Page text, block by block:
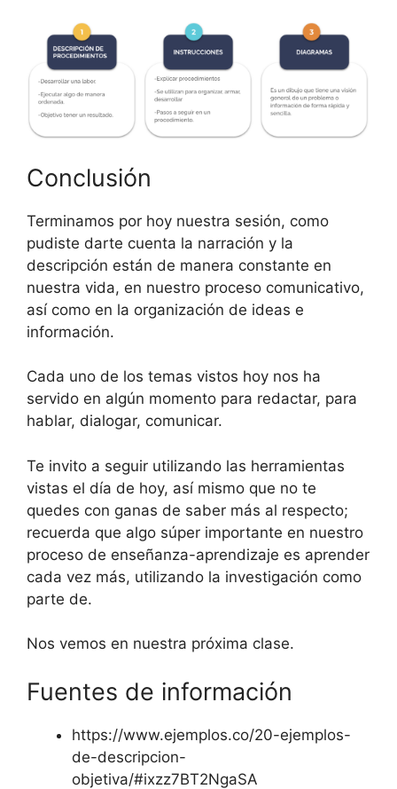
Conclusión
Terminamos por hoy nuestra sesión, como
pudiste darte cuenta la narración y la
descripción están de manera constante en
nuestra vida, en nuestro proceso comunicativo,
así como en la organización de ideas e
información.
Cada uno de los temas vistos hoy nos ha
servido en algún momento para redactar, para
hablar, dialogar, comunicar.
Te invito a seguir utilizando las herramientas
vistas el día de hoy, así mismo que no te
quedes con ganas de saber más al respecto;
recuerda que algo súper importante en nuestro
proceso de enseñanza-aprendizaje es aprender
cada vez más, utilizando la investigación como
parte de.
Nos vemos en nuestra próxima clase.
Fuentes de información
https://www.ejemplos.co/20-ejemplos-
de-descripcion-
objetiva/#ixzz7BT2NgaSA